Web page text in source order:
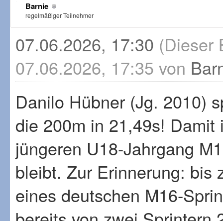
Barnie
regelmäßiger Teilnehmer
07.06.2026, 17:30 (Dieser
07.06.2026, 17:35 von
Danilo Hübner (Jg. 2010)
die 200m in 21,49s!
jüngeren U18-Jahrgang
bleibt. Zur Erinnerung: bis
eines deutschen M16-